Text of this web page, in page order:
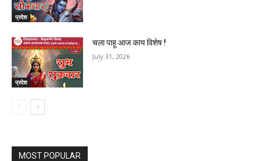
प्रदेश
प्रदेश
चला पाहू आज काय विशेष !
July 31, 2026
MOST POPULAR